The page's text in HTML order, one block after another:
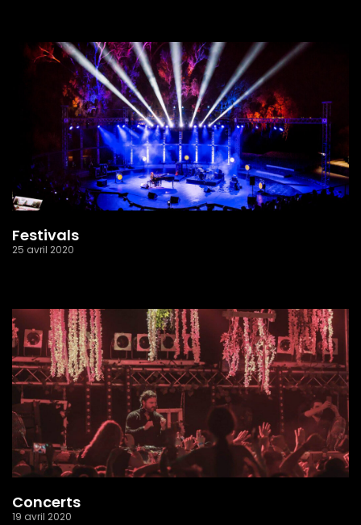
Festivals
25 avril 2020
Concerts
19 avril 2020